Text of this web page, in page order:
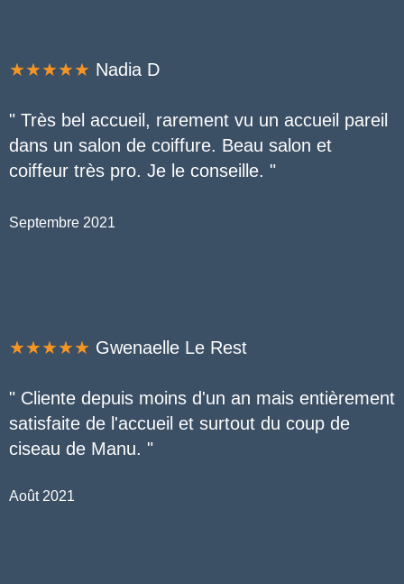
★★★★★ Nadia D
" Très bel accueil, rarement vu un accueil pareil
dans un salon de coiffure. Beau salon et
coiffeur très pro. Je le conseille. "
Septembre 2021
★★★★★ Gwenaelle Le Rest
" Cliente depuis moins d'un an mais entièrement
satisfaite de l'accueil et surtout du coup de
ciseau de Manu. "
Août 2021